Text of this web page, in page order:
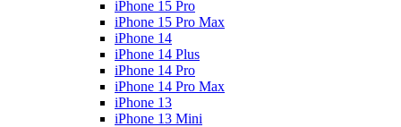
iPhone 15 Pro
iPhone 15 Pro Max
iPhone 14
iPhone 14 Plus
iPhone 14 Pro
iPhone 14 Pro Max
iPhone 13
iPhone 13 Mini